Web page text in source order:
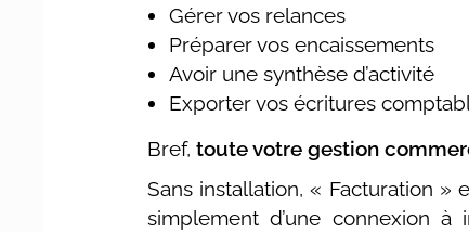
Gérer vos relances
Préparer vos encaissements
Avoir une synthèse d’activité
Exporter vos écritures
Bref,toute votre gestion
Sans installation, « Facturation »
simplement d’une connexion